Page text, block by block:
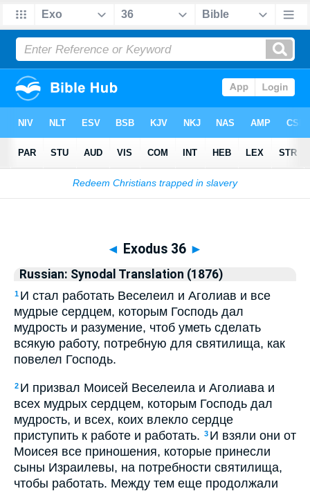
Biblia>Russian: Synodal Translation (1876)> Exodus 36
◄ Exodus 36 ►
Russian: Synodal Translation (1876)
1 И стал работать Веселеил и Аголиав и все
мудрые сердцем, которым Господь дал
мудрость и разумение, чтоб уметь сделать
всякую работу, потребную для святилища, как
повелел Господь.
2 И призвал Моисей Веселеила и Аголиава и
всех мудрых сердцем, которым Господь дал
мудрость, и всех, коих влекло сердце
приступить к работе и работать. 3 И взяли они от
Моисея все приношения, которые принесли
сыны Израилевы, на потребности святилища,
чтобы работать. Между тем еще продолжали